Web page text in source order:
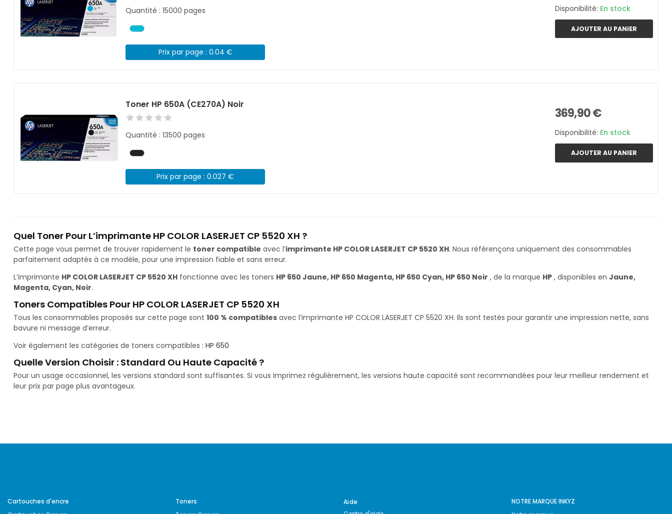
Quantité : 15000 pages
Prix par page : 0.04 €
Disponibilité: En stock
AJOUTER AU PANIER
Toner HP 650A (CE270A) Noir
Quantité : 13500 pages
Prix par page : 0.027 €
369,90 €
Disponibilité: En stock
AJOUTER AU PANIER
Quel Toner Pour L’imprimante HP COLOR LASERJET CP 5520 XH ?
Cette page vous permet de trouver rapidement le toner compatible avec l’imprimante HP COLOR LASERJET CP 5520 XH. Nous référençons uniquement des consommables
parfaitement adaptés à ce modèle, pour une impression fiable et sans erreur.
L’imprimante HP COLOR LASERJET CP 5520 XH fonctionne avec les toners HP 650 Jaune, HP 650 Magenta, HP 650 Cyan, HP 650 Noir , de la marque HP , disponibles en Jaune,
Magenta, Cyan, Noir.
Toners Compatibles Pour HP COLOR LASERJET CP 5520 XH
Tous les consommables proposés sur cette page sont 100 % compatibles avec l’imprimante HP COLOR LASERJET CP 5520 XH. Ils sont testés pour garantir une impression nette, sans
bavure ni message d’erreur.
Voir également les catégories de toners compatibles : HP 650
Quelle Version Choisir : Standard Ou Haute Capacité ?
Pour un usage occasionnel, les versions standard sont suffisantes. Si vous imprimez régulièrement, les versions haute capacité sont recommandées pour leur meilleur rendement et
leur prix par page plus avantageux.
Cartouches d'encre
Toners
Aide
NOTRE MARQUE INKYZ